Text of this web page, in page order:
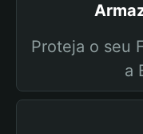
Proteja o seu
a